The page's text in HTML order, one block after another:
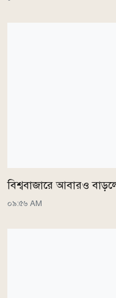
বিশ্ববাজারে আবারও
০৯:৫৬ AM